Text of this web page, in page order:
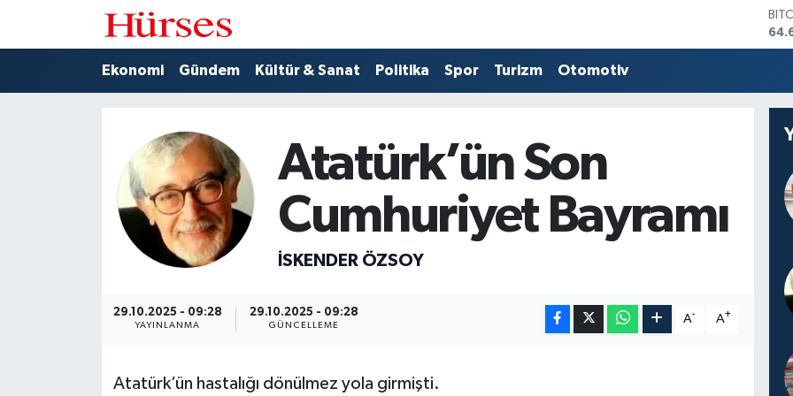
Ekonomi Gündem Kültür & Sanat Politika Spor Turizm Otomotiv
Atatürk’ün Son
Cumhuriyet Bayramı
İSKENDER ÖZSOY
29.10.2025 - 09:28
YAYINLANMA
29.10.2025 - 09:28
GÜNCELLEME
A- A+
Atatürk’ün hastalığı dönülmez yola girmişti.
Ekonomi
Kültür & Sanat
Hava Durumu
Süper Lig Puan Durumu ve Fikstür
Tüm Manşetler
Son Dakika Haberleri